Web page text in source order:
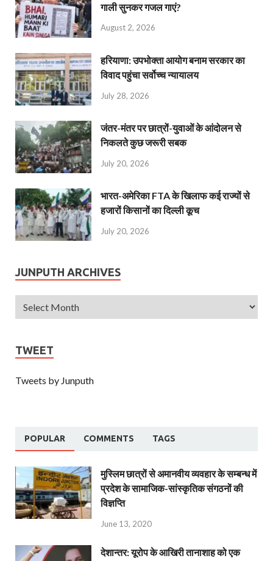
गाली सुनकर गजल गाएं?
August 2, 2026
हरियाणा: उपभोक्ता आयोग बनाम सरकार का
विवाद पहुंचा सर्वोच्च न्यायालय
July 28, 2026
जंतर-मंतर पर छात्रों-युवाओं के आंदोलन से
निकलते कुछ जरूरी सबक
July 20, 2026
भारत-अमेरिका FTA के खिलाफ कई राज्यों से
हजारों किसानों का दिल्ली कूच
July 20, 2026
JUNPUTH ARCHIVES
TWEET
Tweets by Junputh
POPULAR COMMENTS TAGS
मुस्लिम छात्रों से अमानवीय व्यवहार के सम्बन्ध में
प्रदेश के सामाजिक-सांस्कृतिक संगठनों की
विज्ञप्ति
June 13, 2020
देशान्‍तर: यूरोप के आखिरी तानाशाह को एक